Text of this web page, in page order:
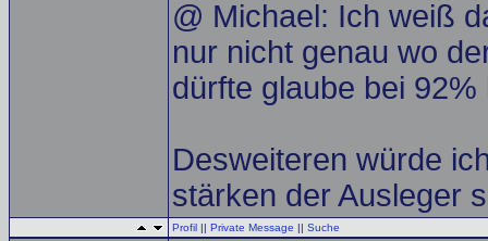
@ Michael: Ich weiß
nur nicht genau wo
dürfte glaube bei 92%
Desweiteren würde
stärken der Ausleger
Profil || Private Message || Suche